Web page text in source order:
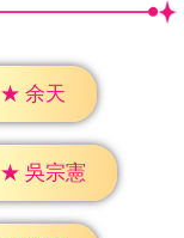
★ 余天
★ 吳宗憲